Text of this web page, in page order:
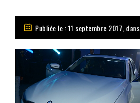
Publiée le : 11 septembre 2017, dans